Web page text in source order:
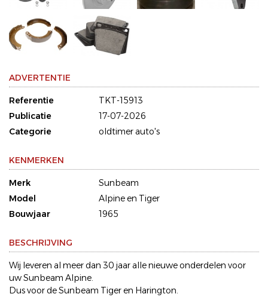
ADVERTENTIE
Referentie
TKT-15913
Publicatie
17-07-2026
Categorie
oldtimer auto's
KENMERKEN
Merk
Sunbeam
Model
Alpine en Tiger
Bouwjaar
1965
BESCHRIJVING
Wij leveren al meer dan 30 jaar alle nieuwe onderdelen voor
uw Sunbeam Alpine.
Dus voor de Sunbeam Tiger en Harington.